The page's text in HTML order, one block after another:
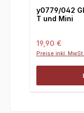
y0779/042
T und Mini
Regulärer Preis:
19,90 €
Preise inkl.